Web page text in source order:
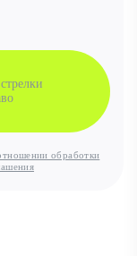
обработки